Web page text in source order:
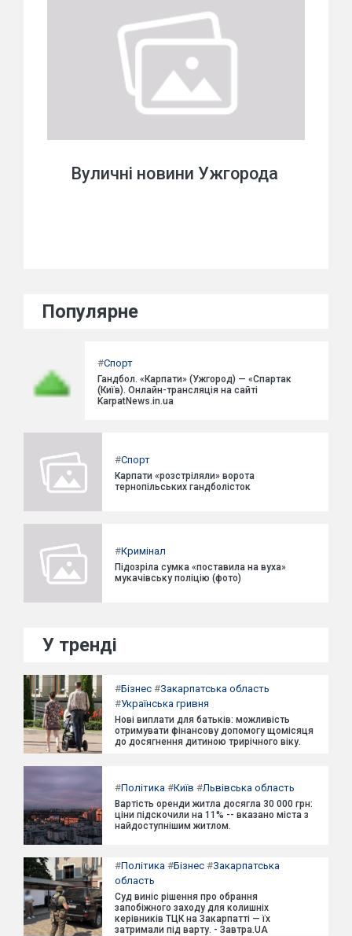
Вуличні новини Ужгорода
Популярне
#Спорт
Гандбол. «Карпати» (Ужгород) — «Спартак
(Київ). Онлайн-трансляція на сайті
KarpatNews.in.ua
#Спорт
Карпати «розстріляли» ворота
тернопільських гандболісток
#Кримінал
Підозріла сумка «поставила на вуха»
мукачівську поліцію (фото)
У тренді
#Бізнес #Закарпатська область
#Українська гривня
Нові виплати для батьків: можливість
отримувати фінансову допомогу щомісяця
до досягнення дитиною трирічного віку.
#Політика #Київ #Львівська область
Вартість оренди житла досягла 30 000 грн:
ціни підскочили на 11% -- вказано міста з
найдоступнішим житлом.
#Політика #Бізнес #Закарпатська
область
Суд виніс рішення про обрання
запобіжного заходу для колишніх
керівників ТЦК на Закарпатті — їх
затримали під варту. - Завтра.UA